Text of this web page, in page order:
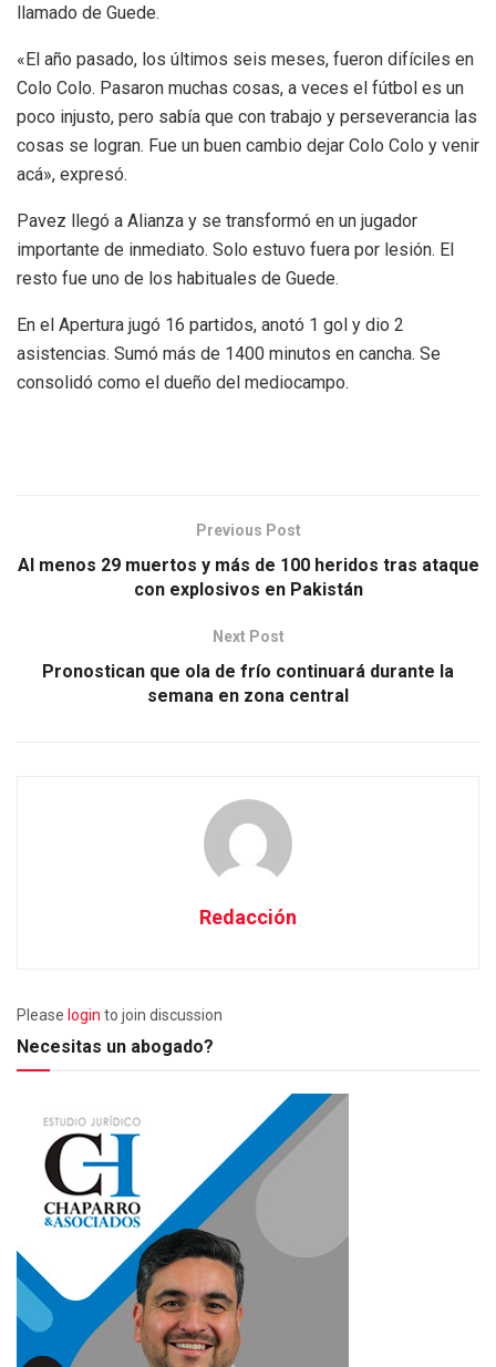
llamado de Guede.
«El año pasado, los últimos seis meses, fueron difíciles en
Colo Colo. Pasaron muchas cosas, a veces el fútbol es un
poco injusto, pero sabía que con trabajo y perseverancia las
cosas se logran. Fue un buen cambio dejar Colo Colo y venir
acá», expresó.
Pavez llegó a Alianza y se transformó en un jugador
importante de inmediato. Solo estuvo fuera por lesión. El
resto fue uno de los habituales de Guede.
En el Apertura jugó 16 partidos, anotó 1 gol y dio 2
asistencias. Sumó más de 1400 minutos en cancha. Se
consolidó como el dueño del mediocampo.
Previous Post
Al menos 29 muertos y más de 100 heridos tras ataque
con explosivos en Pakistán
Next Post
Pronostican que ola de frío continuará durante la
semana en zona central
Redacción
Please login to join discussion
Necesitas un abogado?